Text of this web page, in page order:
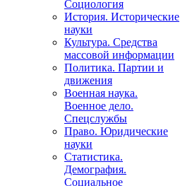
Социология
История. Исторические
науки
Культура. Средства
массовой информации
Политика. Партии и
движения
Военная наука.
Военное дело.
Спецслужбы
Право. Юридические
науки
Статистика.
Демография.
Социальное